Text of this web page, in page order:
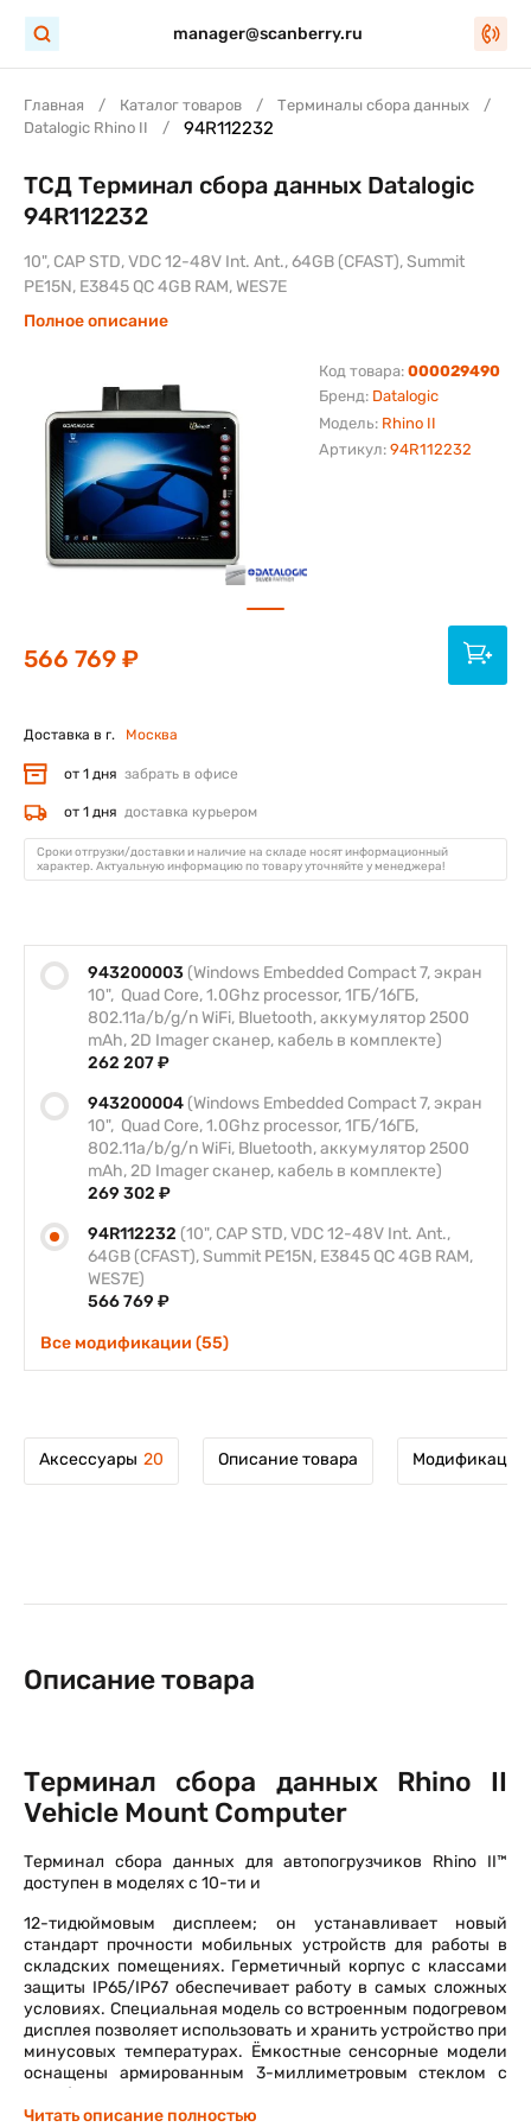
manager@scanberry.ru
Главная Каталог товаров
Терминалы сбора данных
Datalogic Rhino II
94R112232
Бренд: Datalogic
Модель: Rhino II
Код товара: 000029490
Артикул: 94R112232
ТСД Терминал сбора данных Datalogic
94R112232
10", CAP STD, VDC 12-48V Int. Ant., 64GB (CFAST), Summit
PE15N, E3845 QC 4GB RAM, WES7E
Полное описание
943200003 (Windows Embedded Compact 7, экран
10", Quad Core, 1.0Ghz processor, 1ГБ/16ГБ,
802.11a/b/g/n WiFi, Bluetooth, аккумулятор 2500
mAh, 2D Imager сканер, кабель в комплекте)
262 207 ₽
943200004 (Windows Embedded Compact 7, экран
10", Quad Core, 1.0Ghz processor, 1ГБ/16ГБ,
802.11a/b/g/n WiFi, Bluetooth, аккумулятор 2500
mAh, 2D Imager сканер, кабель в комплекте)
269 302 ₽
94R112232 (10", CAP STD, VDC 12-48V Int. Ant.,
64GB (CFAST), Summit PE15N, E3845 QC 4GB RAM,
WES7E)
566 769 ₽
Все модификации (55)
566 769 ₽
Доставка в г. Москва
от 1 дня забрать в офисе
от 1 дня доставка курьером
Сроки отгрузки/доставки и наличие на складе носят информационный
характер. Актуальную информацию по товару уточняйте у менеджера!
Аксессуары 20 Описание товара Модификации
Описание товара
Терминал сбора данных Rhino II
Vehicle Mount Computer
Терминал сбора данных для автопогрузчиков Rhino II™
доступен в моделях с 10-ти и
12-тидюймовым дисплеем; он устанавливает новый
стандарт прочности мобильных устройств для работы в
складских помещениях. Герметичный корпус с классами
защиты IP65/IP67 обеспечивает работу в самых сложных
условиях. Специальная модель со встроенным подогревом
дисплея позволяет использовать и хранить устройство при
минусовых температурах. Ёмкостные сенсорные модели
оснащены армированным 3-миллиметровым стеклом с
антибликовым покрытием, что позволяет пользователю
работать в перчатках.
Читать описание полностью